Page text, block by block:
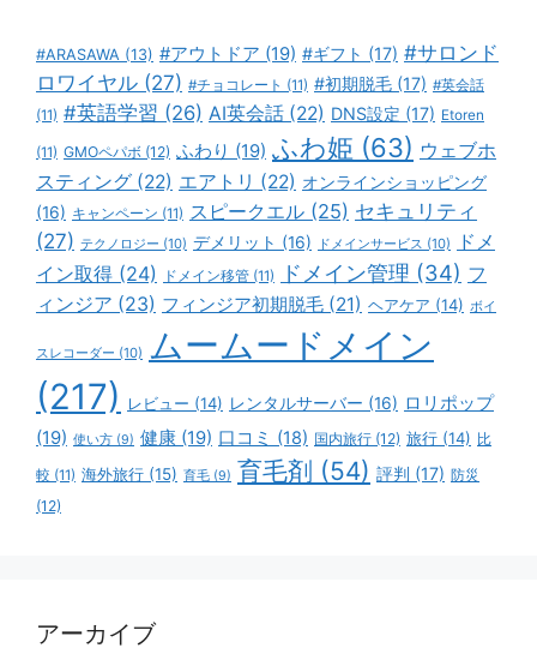
#ARASAWA (13) #アウトドア (19) #ギフト (17) #サロンド
ロワイヤル (27) #チョコレート (11) #初期脱毛 (17) #英会話
(11) #英語学習 (26) AI英会話 (22) DNS設定 (17) Etoren
(11) GMOペパボ (12) ふわり (19) ふわ姫 (63) ウェブホ
スティング (22) エアトリ (22) オンラインショッピング
(16) キャンペーン (11) スピークエル (25) セキュリティ
(27) テクノロジー (10) デメリット (16) ドメインサービス (10)
ドメ
イン取得 (24) ドメイン移管 (11) ドメイン管理 (34) フ
ィンジア (23) フィンジア初期脱毛 (21) ヘアケア (14) ボイ
スレコーダー (10) ムームードメイン
(217)
レビュー (14) レンタルサーバー (16) ロリポップ
(19) 使い方 (9) 健康 (19) 口コミ (18) 国内旅行 (12) 旅行 (14) 比
較 (11) 海外旅行 (15) 育毛 (9) 育毛剤 (54) 評判 (17) 防災
(12)
アーカイブ